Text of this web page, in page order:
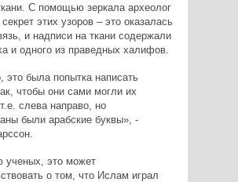
С помощью зеркала археолог
этих узоров – это оказалась
и надписи на ткани содержали
и одного из праведных халифов.
это была попытка написать
чтобы они сами могли их
слева направо, но
были арабские буквы», -
ученых, это может
о том, что Ислам играл